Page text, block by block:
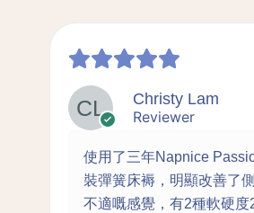
Christy Lam
Reviewer
使用了三年Napnice
裝彈簧床褥，明顯改善了
不適嘅感覺，有2種軟硬度